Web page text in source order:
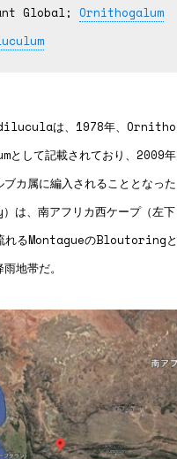
Global; Ornithogalum
は、1978年、
して記載されており、2009
ブカ属に編入されることとなっ
、南アフリカ西ケープ（左下
るMontagueのBloutoringと
地帯だ。